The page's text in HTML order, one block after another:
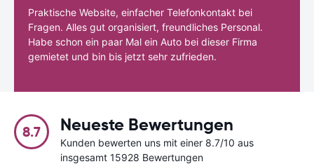
Praktische Website, einfacher Telefonkontakt bei
Fragen. Alles gut organisiert, freundliches Personal.
Habe schon ein paar Mal ein Auto bei dieser Firma
gemietet und bin bis jetzt sehr zufrieden.
8.7 Neueste Bewertungen
Kunden bewerten uns mit einer 8.7/10 aus
insgesamt 15928 Bewertungen